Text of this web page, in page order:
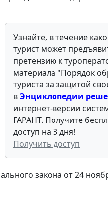
Узнайте, в течение
турист может
претензию к
материала "Порядок
туриста за защитой
вЭнциклопедии
интернет-версии
ГАРАНТ. Получите
доступ на 3 дня!
Получить доступ
закона от 24